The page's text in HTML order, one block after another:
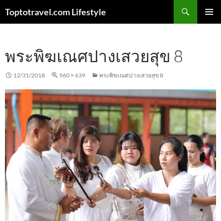
Toptotravel.com Lifestyle
พระพิฆเณศปางเสวยสุข 8
12/31/2018 960 × 639 พระพิฆเณศปางเสวยสุข 8